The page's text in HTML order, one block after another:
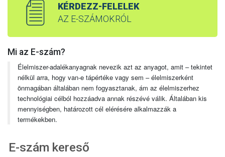
KÉRDEZZ-FELELEK
AZ E-SZÁMOKRÓL
Mi az E-szám?
Élelmiszer-adalékanyagnak nevezik azt az anyagot, amit – tekintet
nélkül arra, hogy van-e tápértéke vagy sem – élelmiszerként
önmagában általában nem fogyasztanak, ám az élelmiszerhez
technológiai célból hozzáadva annak részévé válik. Általában kis
mennyiségben, határozott cél elérésére alkalmazzák a
termékekben.
E-szám kereső